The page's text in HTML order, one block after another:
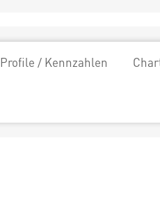
Profile / Kennzahlen